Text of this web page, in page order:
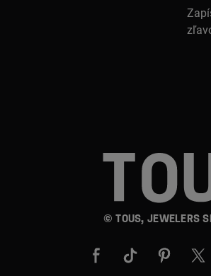
© TOUS, JEWELERS